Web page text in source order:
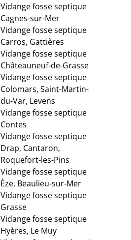
Vidange fosse septique
Cagnes-sur-Mer
Vidange fosse septique
Carros, Gattières
Vidange fosse septique
Châteauneuf-de-Grasse
Vidange fosse septique
Colomars, Saint-Martin-
du-Var, Levens
Vidange fosse septique
Contes
Vidange fosse septique
Drap, Cantaron,
Roquefort-les-Pins
Vidange fosse septique
Èze, Beaulieu-sur-Mer
Vidange fosse septique
Grasse
Vidange fosse septique
Hyères, Le Muy